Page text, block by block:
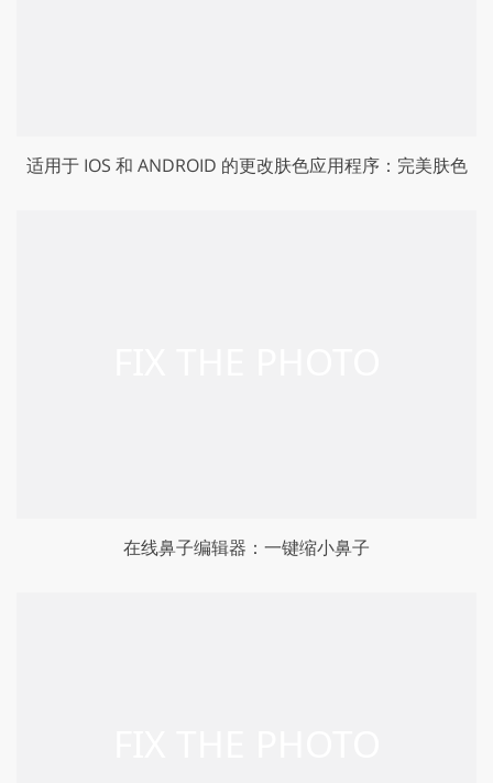
适用于 IOS 和 ANDROID 的更改肤色应用程序：完美肤色
在线鼻子编辑器：一键缩小鼻子